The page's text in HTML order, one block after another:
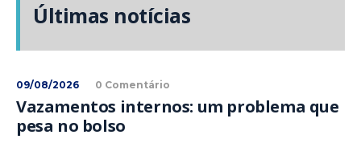
Últimas notícias
09/08/2026 0 Comentário
Vazamentos internos: um problema que
pesa no bolso